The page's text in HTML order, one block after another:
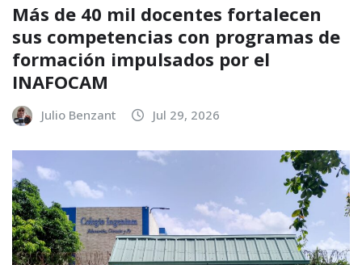
Más de 40 mil docentes fortalecen
sus competencias con programas de
formación impulsados por el
INAFOCAM
Julio Benzant Jul 29, 2026